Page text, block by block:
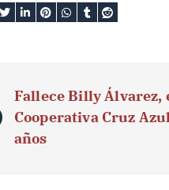
Fallece Billy Álvarez,
Cooperativa Cruz
años